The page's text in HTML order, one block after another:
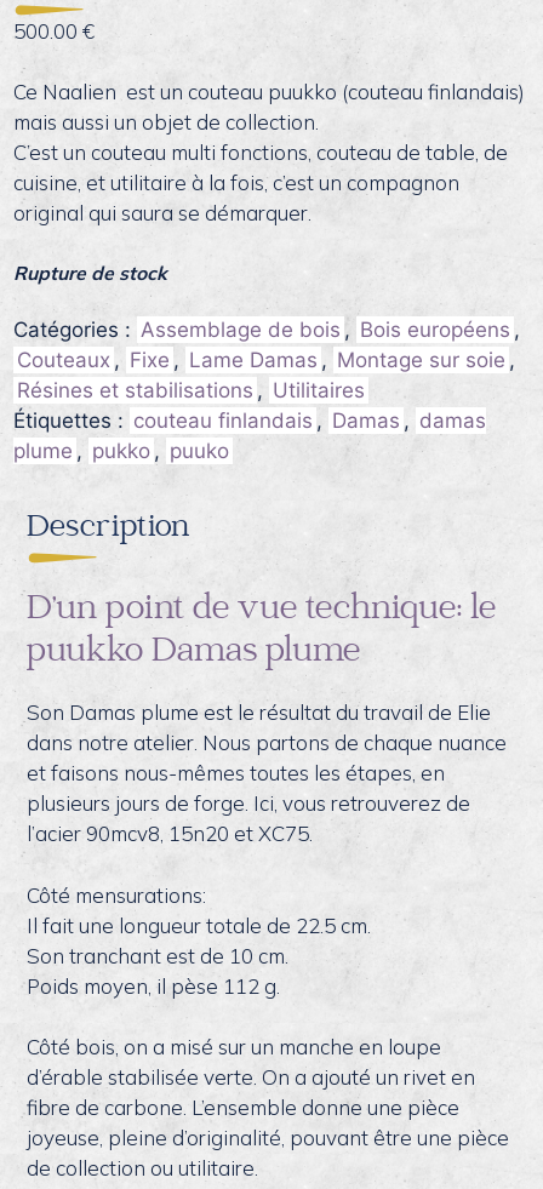
500.00€
Ce Naalien est un couteau puukko (couteau finlandais)
mais aussi un objet de collection.
C’est un couteau multi fonctions, couteau de table, de
cuisine, et utilitaire à la fois, c’est un compagnon
original qui saura se démarquer.
Rupture de stock
Catégories : Assemblage de bois , Bois européens ,
Couteaux , Fixe , Lame Damas , Montage sur soie ,
Résines et stabilisations , Utilitaires
Étiquettes : couteau finlandais , Damas , damas
plume , pukko , puuko
Description
D’un point de vue technique: le
puukko Damas plume
Son Damas plume est le résultat du travail de Elie
dans notre atelier. Nous partons de chaque nuance
et faisons nous-mêmes toutes les étapes, en
plusieurs jours de forge. Ici, vous retrouverez de
l’acier 90mcv8, 15n20 et XC75.
Côté mensurations:
Il fait une longueur totale de 22.5 cm.
Son tranchant est de 10 cm.
Poids moyen, il pèse 112 g.
Côté bois, on a misé sur un manche en loupe
d’érable stabilisée verte. On a ajouté un rivet en
fibre de carbone. L’ensemble donne une pièce
joyeuse, pleine d’originalité, pouvant être une pièce
de collection ou utilitaire.